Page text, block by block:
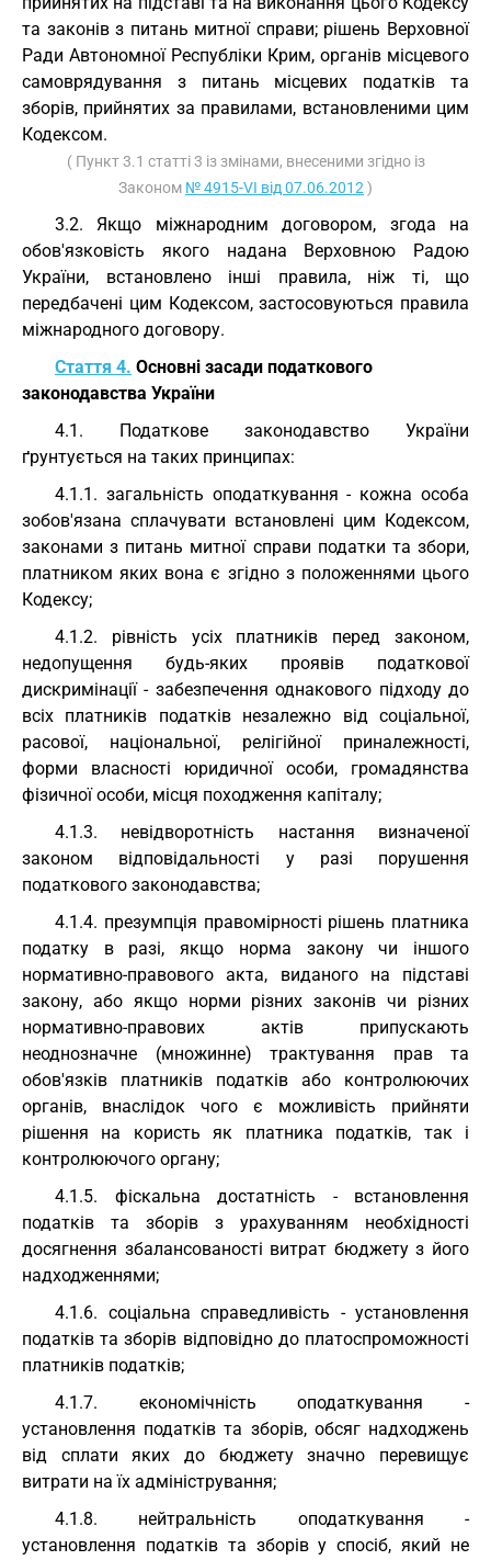
та законів з питань митної справи; рішень Верховної
Ради Автономної Республіки Крим, органів місцевого
самоврядування з питань місцевих податків та
зборів, прийнятих за правилами, встановленими цим
Кодексом.
( Пункт 3.1 статті 3 із змінами, внесеними згідно із
Законом № 4915-VI від 07.06.2012 )
3.2. Якщо міжнародним договором, згода на
обов'язковість якого надана Верховною Радою
України, встановлено інші правила, ніж ті, що
передбачені цим Кодексом, застосовуються правила
міжнародного договору.
Стаття 4. Основні засади податкового
законодавства України
4.1. Податкове законодавство України
ґрунтується на таких принципах:
4.1.1. загальність оподаткування - кожна особа
зобов'язана сплачувати встановлені цим Кодексом,
законами з питань митної справи податки та збори,
платником яких вона є згідно з положеннями цього
Кодексу;
4.1.2. рівність усіх платників перед законом,
недопущення будь-яких проявів податкової
дискримінації - забезпечення однакового підходу до
всіх платників податків незалежно від соціальної,
расової, національної, релігійної приналежності,
форми власності юридичної особи, громадянства
фізичної особи, місця походження капіталу;
4.1.3. невідворотність настання визначеної
законом відповідальності у разі порушення
податкового законодавства;
4.1.4. презумпція правомірності рішень платника
податку в разі, якщо норма закону чи іншого
нормативно-правового акта, виданого на підставі
закону, або якщо норми різних законів чи різних
нормативно-правових актів припускають
неоднозначне (множинне) трактування прав та
обов'язків платників податків або контролюючих
органів, внаслідок чого є можливість прийняти
рішення на користь як платника податків, так і
контролюючого органу;
4.1.5. фіскальна достатність - встановлення
податків та зборів з урахуванням необхідності
досягнення збалансованості витрат бюджету з його
надходженнями;
4.1.6. соціальна справедливість - установлення
податків та зборів відповідно до платоспроможності
платників податків;
4.1.7. економічність оподаткування -
установлення податків та зборів, обсяг надходжень
від сплати яких до бюджету значно перевищує
витрати на їх адміністрування;
4.1.8. нейтральність оподаткування -
установлення податків та зборів у спосіб, який не